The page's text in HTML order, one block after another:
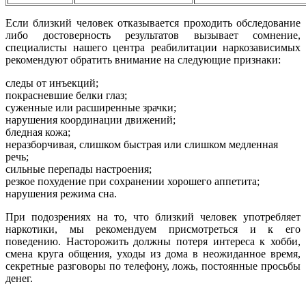
Если близкий человек отказывается проходить обследование
либо достоверность результатов вызывает сомнение,
специалисты нашего центра реабилитации наркозависимых
рекомендуют обратить внимание на следующие признаки:
следы от инъекций;
покрасневшие белки глаз;
суженные или расширенные зрачки;
нарушения координации движений;
бледная кожа;
неразборчивая, слишком быстрая или слишком медленная
речь;
сильные перепады настроения;
резкое похудение при сохранении хорошего аппетита;
нарушения режима сна.
При подозрениях на то, что близкий человек употребляет
наркотики, мы рекомендуем присмотреться и к его
поведению. Насторожить должны потеря интереса к хобби,
смена круга общения, уходы из дома в неожиданное время,
секретные разговоры по телефону, ложь, постоянные просьбы
денег.